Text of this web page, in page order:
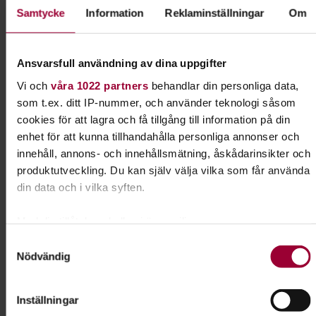
Samtycke Information Reklaminställningar Om
Ansvarsfull användning av dina uppgifter
Vi och våra 1022 partnersbehandlar din personliga data,
som t.ex. ditt IP-nummer, och använder teknologi såsom
cookies för att lagra och få tillgång till information på din
enhet för att kunna tillhandahålla personliga annonser och
innehåll, annons- och innehållsmätning, åskådarinsikter och
produktutveckling. Du kan själv välja vilka som får använda
din data och i vilka syften.
kan ha en noggrannhet på upp till flera meter
Ta reda på mer om hur dina personliga uppgifter behandlas
Nödvändig
Inställningar
Följ med på utflykt
Överallt finns det saker att upptäcka. Det kan vara
i storstaden, på landet, i villakvarteret, i skogen
eller i stadsparken. Häng med på någon av våra
naturguidningar!
Läs mer om ämnet
Liknande kurser inom